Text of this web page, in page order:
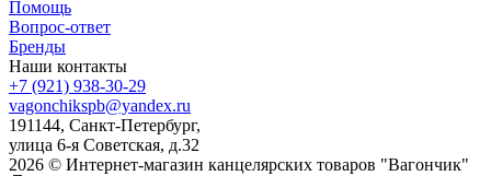
Помощь
Вопрос-ответ
Бренды
Наши контакты
+7 (921) 938-30-29
vagonchikspb@yandex.ru
191144, Санкт-Петербург,
улица 6-я Советская, д.32
2026 © Интернет-магазин канцелярских товаров "Вагончик"